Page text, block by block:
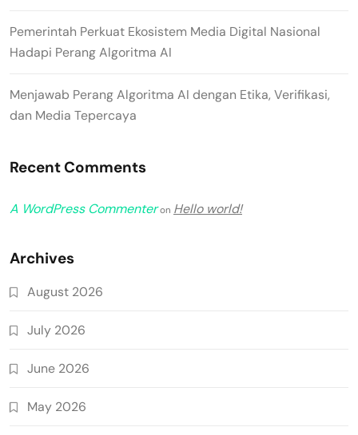
Pemerintah Perkuat Ekosistem Media Digital Nasional
Hadapi Perang Algoritma AI
Menjawab Perang Algoritma AI dengan Etika, Verifikasi,
dan Media Tepercaya
Recent Comments
A WordPress Commenteron Hello world!
Archives
August 2026
July 2026
June 2026
May 2026